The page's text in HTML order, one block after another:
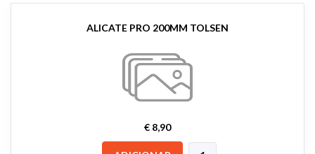
ALICATE PRO 200MM TOLSEN
€ 8,90